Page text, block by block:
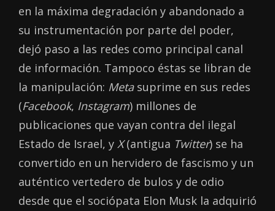
en la máxima degradación y abandonado a
su instrumentación por parte del poder,
dejó paso a las redes como principal canal
de información. Tampoco éstas se libran de
la manipulación: Metasuprime en sus redes
(Facebook, Instagram) millones de
publicaciones que vayan contra del ilegal
Estado de Israel, y X(antigua Twitter) se ha
convertido en un hervidero de fascismo y un
auténtico vertedero de bulos y de odio
desde que el sociópata Elon Musk la adquirió